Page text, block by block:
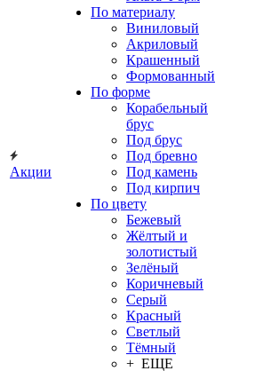
Акции
По материалу
Виниловый
Акриловый
Крашенный
Формованный
По форме
Корабельный
брус
Под брус
Под бревно
Под камень
Под кирпич
По цвету
Бежевый
Жёлтый и
золотистый
Зелёный
Коричневый
Серый
Красный
Светлый
Тёмный
+ ЕЩЕ